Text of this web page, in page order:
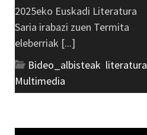
2025eko Euskadi Literatura
Saria irabazi zuen Termita
eleberriak [...]
Bideo_albisteak literatura
Multimedia